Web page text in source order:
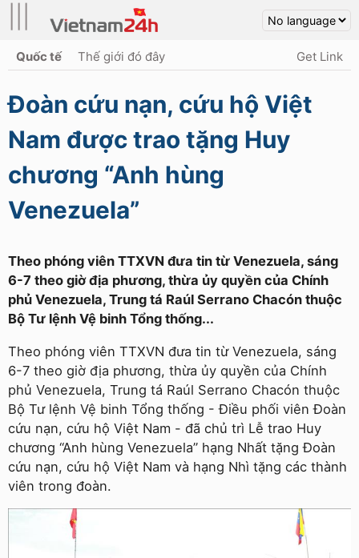
Quốc tế Thế giới đó đây Get Link
Đoàn cứu nạn, cứu hộ Việt
Nam được trao tặng Huy
chương “Anh hùng
Venezuela”
Theo phóng viên TTXVN đưa tin từ Venezuela, sáng
6-7 theo giờ địa phương, thừa ủy quyền của Chính
phủ Venezuela, Trung tá Raúl Serrano Chacón thuộc
Bộ Tư lệnh Vệ binh Tổng thống...
Theo phóng viên TTXVN đưa tin từ Venezuela, sáng
6-7 theo giờ địa phương, thừa ủy quyền của Chính
phủ Venezuela, Trung tá Raúl Serrano Chacón thuộc
Bộ Tư lệnh Vệ binh Tổng thống - Điều phối viên Đoàn
cứu nạn, cứu hộ Việt Nam - đã chủ trì Lễ trao Huy
chương “Anh hùng Venezuela” hạng Nhất tặng Đoàn
cứu nạn, cứu hộ Việt Nam và hạng Nhì tặng các thành
viên trong đoàn.